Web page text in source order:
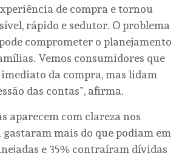
de compra e tornou
rápido e sedutor. O problema
comprometer o planejamento
Vemos consumidores que
da compra, mas lidam
das contas”, afirma.
aparecem com clareza nos
gastaram mais do que podiam em
e 35% contraíram dívidas